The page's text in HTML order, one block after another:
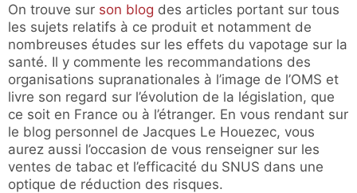
On trouve sur son blog des articles portant sur tous
les sujets relatifs à ce produit et notamment de
nombreuses études sur les effets du vapotage sur la
santé. Il y commente les recommandations des
organisations supranationales à l’image de l’OMS et
livre son regard sur l’évolution de la législation, que
ce soit en France ou à l’étranger. En vous rendant sur
le blog personnel de Jacques Le Houezec, vous
aurez aussi l’occasion de vous renseigner sur les
ventes de tabac et l’efficacité du SNUS dans une
optique de réduction des risques.